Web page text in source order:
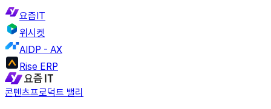
요즘IT
위시켓
AIDP - AX
Rise ERP
콘텐츠프로덕트 밸리